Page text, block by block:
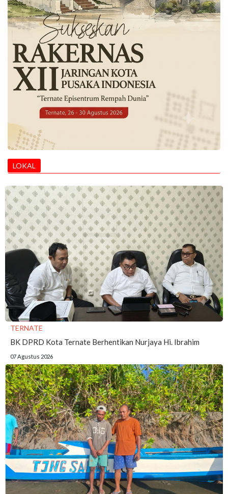
LOKAL
TERNATE
BK DPRD Kota Ternate Berhentikan Nurjaya Hi. Ibrahim
07 Agustus 2026